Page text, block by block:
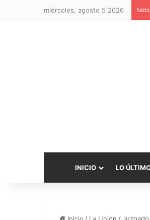
miércoles, agosto 5 2026
INICIO LO